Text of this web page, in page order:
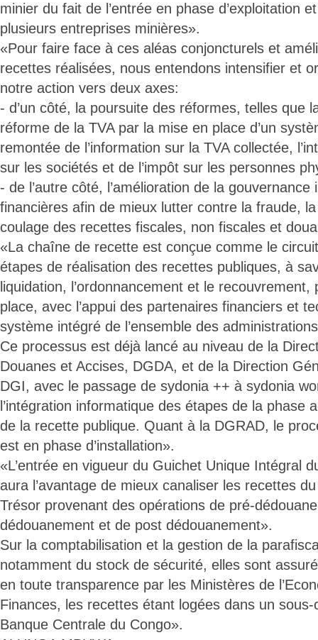
minier du fait de l’entrée en phase d’exploitation
plusieurs entreprises minières».
«Pour faire face à ces aléas conjoncturels et
recettes réalisées, nous entendons intensifier et
notre action vers deux axes:
- d’un côté, la poursuite des réformes, telles que
réforme de la TVA par la mise en place d’un
remontée de l’information sur la TVA collectée,
sur les sociétés et de l’impôt sur les personnes
- de l’autre côté, l’amélioration de la
financières afin de mieux lutter contre la fraude,
coulage des recettes fiscales, non fiscales et
«La chaîne de recette est conçue comme le
étapes de réalisation des recettes publiques, à
liquidation, l’ordonnancement et le
place, avec l’appui des partenaires financiers et
système intégré de l’ensemble des
Ce processus est déjà lancé au niveau de la
Douanes et Accises, DGDA, et de la Direction
DGI, avec le passage de sydonia ++ à sydonia
l’intégration informatique des étapes de la phase
de la recette publique. Quant à la DGRAD, le
est en phase d’installation».
«L’entrée en vigueur du Guichet Unique Intégral
aura l’avantage de mieux canaliser les recettes du
Trésor provenant des opérations de pré-
dédouanement et de post dédouanement».
Sur la comptabilisation et la gestion de la
notamment du stock de sécurité, elles sont
en toute transparence par les Ministères de
Finances, les recettes étant logées dans un
Banque Centrale du Congo».